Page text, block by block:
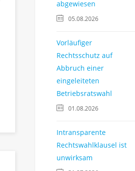
abgewiesen
05.08.2026
Vorläufiger
Rechtsschutz auf
Abbruch einer
eingeleiteten
Betriebsratswahl
01.08.2026
Intransparente
Rechtswahlklausel ist
unwirksam